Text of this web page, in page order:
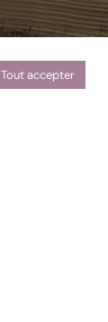
Tout accepter